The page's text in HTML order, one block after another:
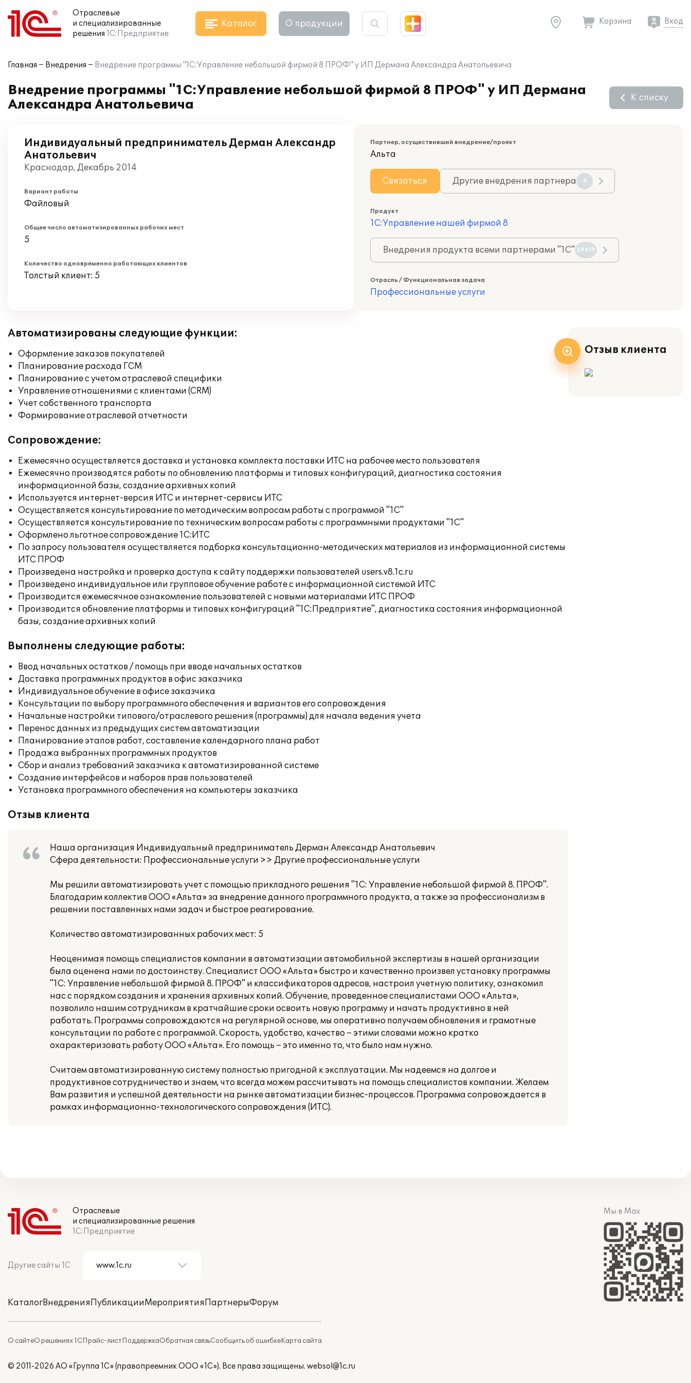
Отраслевые
и специализированные
решения 1С:Предприятие
Каталог О продукции Корзина Вход
Главная Внедрения Внедрение программы "1С:Управление небольшой фирмой 8 ПРОФ" у ИП Дермана Александра Анатольевича
Внедрение программы "1С:Управление небольшой фирмой 8 ПРОФ" у ИП Дермана
Александра Анатольевича
К списку
Индивидуальный предприниматель Дерман Александр
Анатольевич
Краснодар, Декабрь 2014
Вариант работы
Файловый
Общее число автоматизированных рабочих мест
5
Количество одновременно работающих клиентов
Толстый клиент: 5
Партнер, осуществивший внедрение/проект
Альта
Связаться Другие внедрения партнера 4
Продукт
1С:Управление нашей фирмой 8
Внедрения продукта всеми партнерами "1С" 29619
Отрасль / Функциональная задача
Профессиональные услуги
Автоматизированы следующие функции:
Оформление заказов покупателей
Планирование расхода ГСМ
Планирование с учетом отраслевой специфики
Управление отношениями с клиентами (CRM)
Учет собственного транспорта
Формирование отраслевой отчетности
Сопровождение:
Ежемесячно осуществляется доставка и установка комплекта поставки ИТС на рабочее место пользователя
Ежемесячно производятся работы по обновлению платформы и типовых конфигураций, диагностика состояния
информационной базы, создание архивных копий
Используется интернет-версия ИТС и интернет-сервисы ИТС
Осуществляется консультирование по методическим вопросам работы с программой "1С"
Осуществляется консультирование по техническим вопросам работы с программными продуктами "1С"
Оформлено льготное сопровождение 1С:ИТС
По запросу пользователя осуществляется подборка консультационно-методических материалов из информационной системы
ИТС ПРОФ
Произведена настройка и проверка доступа к сайту поддержки пользователей users.v8.1c.ru
Произведено индивидуальное или групповое обучение работе с информационной системой ИТС
Производится ежемесячное ознакомление пользователей с новыми материалами ИТС ПРОФ
Производится обновление платформы и типовых конфигураций "1С:Предприятие", диагностика состояния информационной
базы, создание архивных копий
Выполнены следующие работы:
Ввод начальных остатков / помощь при вводе начальных остатков
Доставка программных продуктов в офис заказчика
Индивидуальное обучение в офисе заказчика
Консультации по выбору программного обеспечения и вариантов его сопровождения
Начальные настройки типового/отраслевого решения (программы) для начала ведения учета
Перенос данных из предыдущих систем автоматизации
Планирование этапов работ, составление календарного плана работ
Продажа выбранных программных продуктов
Сбор и анализ требований заказчика к автоматизированной системе
Создание интерфейсов и наборов прав пользователей
Установка программного обеспечения на компьютеры заказчика
Отзыв клиента
Наша организация Индивидуальный предприниматель Дерман Александр Анатольевич
Сфера деятельности: Профессиональные услуги >> Другие профессиональные услуги
Мы решили автоматизировать учет с помощью прикладного решения "1С: Управление небольшой фирмой 8. ПРОФ".
Благодарим коллектив ООО «Альта» за внедрение данного программного продукта, а также за профессионализм в
решении поставленных нами задач и быстрое реагирование.
Количество автоматизированных рабочих мест: 5
Неоценимая помощь специалистов компании в автоматизации автомобильной экспертизы в нашей организации
была оценена нами по достоинству. Специалист ООО «Альта» быстро и качественно произвел установку программы
"1С: Управление небольшой фирмой 8. ПРОФ" и классификаторов адресов, настроил учетную политику, ознакомил
нас с порядком создания и хранения архивных копий. Обучение, проведенное специалистами ООО «Альта»,
позволило нашим сотрудникам в кратчайшие сроки освоить новую программу и начать продуктивно в ней
работать. Программы сопровождаются на регулярной основе, мы оперативно получаем обновления и грамотные
консультации по работе с программой. Скорость, удобство, качество – этими словами можно кратко
охарактеризовать работу ООО «Альта». Его помощь – это именно то, что было нам нужно.
Считаем автоматизированную систему полностью пригодной к эксплуатации. Мы надеемся на долгое и
продуктивное сотрудничество и знаем, что всегда можем рассчитывать на помощь специалистов компании. Желаем
Вам развития и успешной деятельности на рынке автоматизации бизнес-процессов. Программа сопровождается в
рамках информационно-технологического сопровождения (ИТС).
Отзыв клиента
Отраслевые
и специализированные решения
1С:Предприятие
Другие сайты 1С
КаталогВнедренияПубликацииМероприятияПартнерыФорум
О сайтеО решениях 1СПрайс-листПоддержкаОбратная связьСообщить об ошибкеКарта сайта
Мы в Max
© 2011-2026 АО «Группа 1С» (правопреемник ООО «1С»). Все права защищены. websol@1c.ru